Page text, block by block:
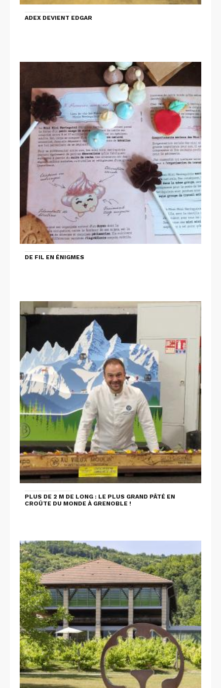
ADEX DEVIENT EDGAR
DE FIL EN ÉNIGMES
PLUS DE 2 M DE LONG : LE PLUS GRAND PÂTÉ EN
CROÛTE DU MONDE À GRENOBLE !